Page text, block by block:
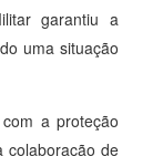
garantiu a
uma situação
a proteção
colaboração de